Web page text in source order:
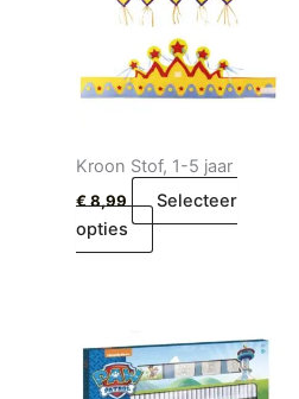
Kroon Stof, 1-5 jaar
€8,99
Selecteer
opties